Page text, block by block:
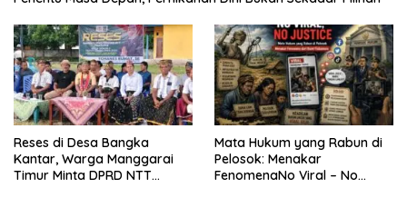
Reses di Desa Bangka
Kantar, Warga Manggarai
Timur Minta DPRD NTT
Mata Hukum yang Rabun di
Pelosok: Menakar
FenomenaNo Viral – No